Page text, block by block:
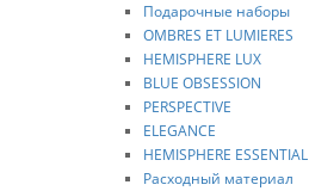
Подарочные наборы
OMBRES ET LUMIERES
HEMISPHERE LUX
BLUE OBSESSION
PERSPEСTIVE
ELEGANCE
HEMISPHERE ESSENTIAL
Расходный материал